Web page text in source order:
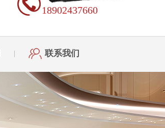
18902437660
联系我们